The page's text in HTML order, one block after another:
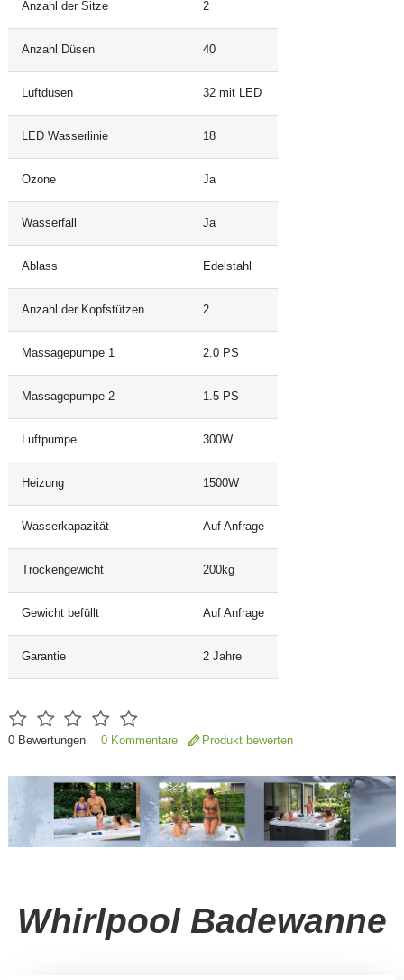
Anzahl der Sitze 2
Anzahl Düsen 40
Luftdüsen 32 mit LED
LED Wasserlinie 18
Ozone Ja
Wasserfall Ja
Ablass Edelstahl
Anzahl der Kopfstützen 2
Massagepumpe 1 2.0 PS
Massagepumpe 2 1.5 PS
Luftpumpe 300W
Heizung 1500W
Wasserkapazität Auf Anfrage
Trockengewicht 200kg
Gewicht befüllt Auf Anfrage
Garantie 2 Jahre
0Bewertungen 0 Kommentare Produkt bewerten
Whirlpool Badewanne